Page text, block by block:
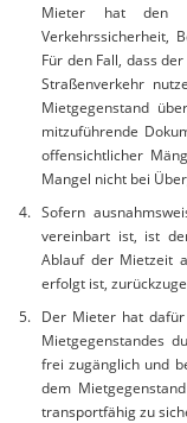
Mieter hat den
Verkehrssicherheit,
Für den Fall, dass
Straßenverkehr
Mietgegenstand
mitzuführende
offensichtlicher
Mangel nicht bei
Sofern
vereinbart ist, ist
Ablauf der Mietzeit
erfolgt ist,
Der Mieter hat
Mietgegenstandes
frei zugänglich und
dem
transportfähig zu